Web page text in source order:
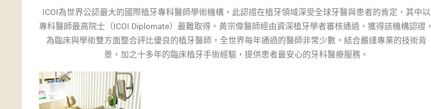
ICOI為世界公認最大的國際植牙專科醫師學術機構，此認證在植牙領域深受全球牙醫與患者的肯定，其中以
專科醫師最高院士（ICOI Diplomate）最難取得。黃宗偉醫師經由資深植牙學者審核通過，獲得該機構認證，
為臨床與學術雙方面整合評比優良的植牙醫師，全世界每年通過的醫師非常少數。結合嚴謹專業的技術背
景，加之十多年的臨床植牙手術經驗，提供患者最安心的牙科醫療服務。